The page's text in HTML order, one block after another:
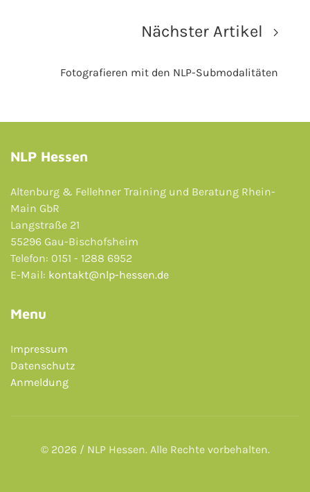
Nächster Artikel
Fotografieren mit den NLP-Submodalitäten
NLP Hessen
Altenburg & Fellehner Training und Beratung Rhein-
Main GbR
Langstraße 21
55296 Gau-Bischofsheim
Telefon: 0151 - 1288 6952
E-Mail: kontakt@nlp-hessen.de
Menu
Impressum
Datenschutz
Anmeldung
© 2026 / NLP Hessen. Alle Rechte vorbehalten.